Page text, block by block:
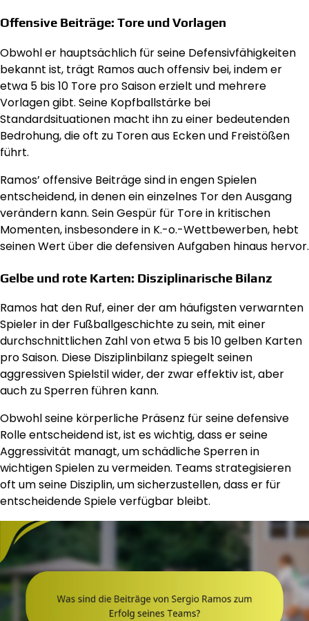
Offensive Beiträge: Tore und Vorlagen
Obwohl er hauptsächlich für seine Defensivfähigkeiten
bekannt ist, trägt Ramos auch offensiv bei, indem er
etwa 5 bis 10 Tore pro Saison erzielt und mehrere
Vorlagen gibt. Seine Kopfballstärke bei
Standardsituationen macht ihn zu einer bedeutenden
Bedrohung, die oft zu Toren aus Ecken und Freistößen
führt.
Ramos’ offensive Beiträge sind in engen Spielen
entscheidend, in denen ein einzelnes Tor den Ausgang
verändern kann. Sein Gespür für Tore in kritischen
Momenten, insbesondere in K.-o.-Wettbewerben, hebt
seinen Wert über die defensiven Aufgaben hinaus hervor.
Gelbe und rote Karten: Disziplinarische Bilanz
Ramos hat den Ruf, einer der am häufigsten verwarnten
Spieler in der Fußballgeschichte zu sein, mit einer
durchschnittlichen Zahl von etwa 5 bis 10 gelben Karten
pro Saison. Diese Disziplinbilanz spiegelt seinen
aggressiven Spielstil wider, der zwar effektiv ist, aber
auch zu Sperren führen kann.
Obwohl seine körperliche Präsenz für seine defensive
Rolle entscheidend ist, ist es wichtig, dass er seine
Aggressivität managt, um schädliche Sperren in
wichtigen Spielen zu vermeiden. Teams strategisieren
oft um seine Disziplin, um sicherzustellen, dass er für
entscheidende Spiele verfügbar bleibt.